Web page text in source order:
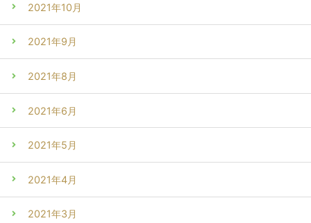
2021年10月
2021年9月
2021年8月
2021年6月
2021年5月
2021年4月
2021年3月